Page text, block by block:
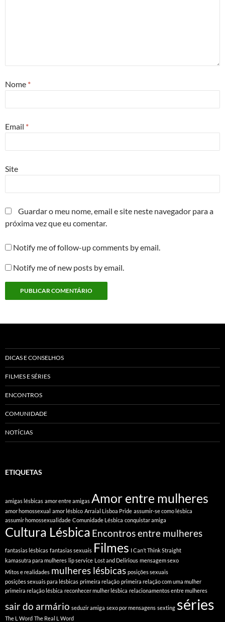
Nome *
Email *
Site
Guardar o meu nome, email e site neste navegador para a
próxima vez que eu comentar.
Notify me of follow-up comments by email.
Notify me of new posts by email.
DICAS E CONSELHOS
FILMES E SÉRIES
ENCONTROS
COMUNIDADE
NOTÍCIAS
ETIQUETAS
amigas lésbicas amor entre amigas Amor entre mulheres
amor homossexual amor lésbico Arraial Lisboa Pride assumir-se como lésbica
assumir homossexualidade Comunidade Lésbica conquistar amiga
Cultura Lésbica Encontros entre mulheres
fantasias lésbicas fantasias sexuais Filmes I Can’t Think Straight
kamasutra para mulheres lip service Lost and Delirious mensagem sexo
Mitos e realidades mulheres lésbicas posições sexuais
posições sexuais para lésbicas primeira relação primeira relação com uma mulher
primeira relação lésbica reconhecer mulher lésbica relacionamentos entre mulheres
sair do armário seduzir amiga sexo por mensagens sexting séries
The L Word The Real L Word